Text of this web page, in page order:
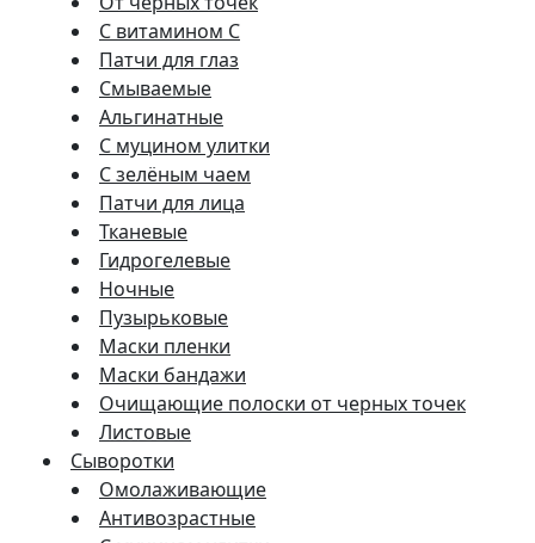
С витамином C
Патчи для глаз
Смываемые
Альгинатные
С муцином улитки
С зелёным чаем
Патчи для лица
Тканевые
Гидрогелевые
Ночные
Пузырьковые
Маски пленки
Маски бандажи
Очищающие полоски от черных точек
Листовые
Сыворотки
Омолаживающие
Антивозрастные